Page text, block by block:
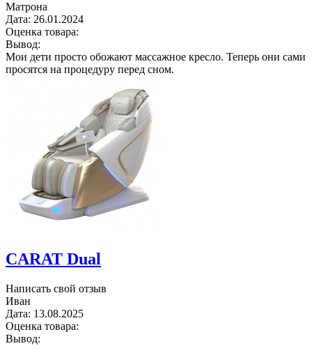
Матрона
Дата: 26.01.2024
Оценка товара:
Вывод:
Мои дети просто обожают массажное кресло. Теперь они сами
просятся на процедуру перед сном.
CARAT Dual
Написать свой отзыв
Иван
Дата: 13.08.2025
Оценка товара:
Вывод: